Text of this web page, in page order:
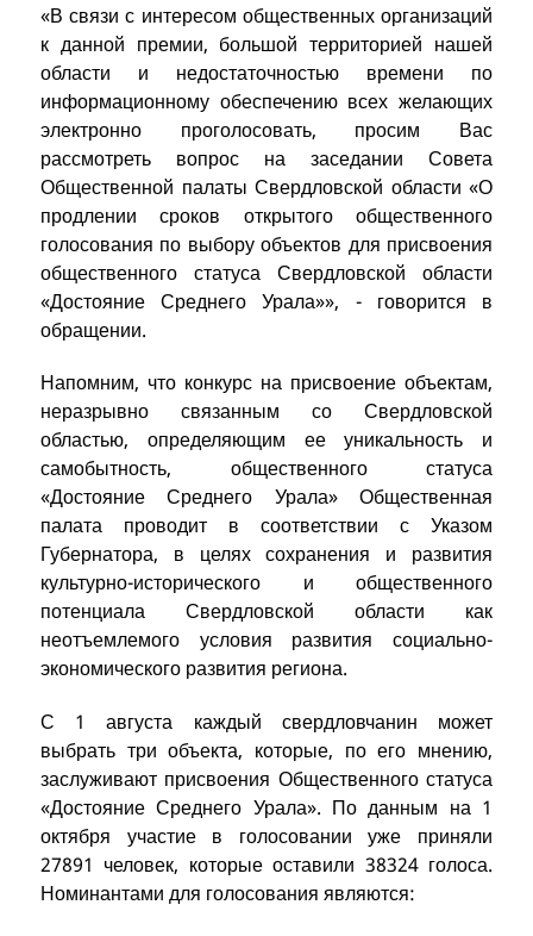
«В связи с интересом общественных организаций
к данной премии, большой территорией нашей
области и недостаточностью времени по
информационному обеспечению всех желающих
электронно проголосовать, просим Вас
рассмотреть вопрос на заседании Совета
Общественной палаты Свердловской области «О
продлении сроков открытого общественного
голосования по выбору объектов для присвоения
общественного статуса Свердловской области
«Достояние Среднего Урала»», - говорится в
обращении.
Напомним, что конкурс на присвоение объектам,
неразрывно связанным со Свердловской
областью, определяющим ее уникальность и
самобытность, общественного статуса
«Достояние Среднего Урала» Общественная
палата проводит в соответствии с Указом
Губернатора, в целях сохранения и развития
культурно-исторического и общественного
потенциала Свердловской области как
неотъемлемого условия развития социально-
экономического развития региона.
С 1 августа каждый свердловчанин может
выбрать три объекта, которые, по его мнению,
заслуживают присвоения Общественного статуса
«Достояние Среднего Урала». По данным на 1
октября участие в голосовании уже приняли
27891 человек, которые оставили 38324 голоса.
Номинантами для голосования являются: